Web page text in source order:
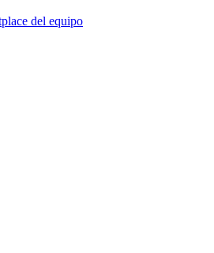
del equipo